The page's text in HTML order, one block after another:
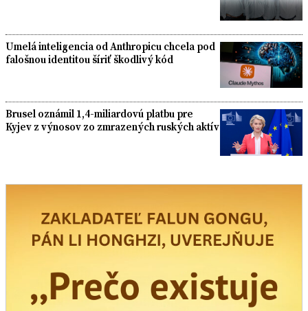
Umelá inteligencia od Anthropicu chcela pod
falošnou identitou šíriť škodlivý kód
Brusel oznámil 1,4-miliardovú platbu pre
Kyjev z výnosov zo zmrazených ruských aktív